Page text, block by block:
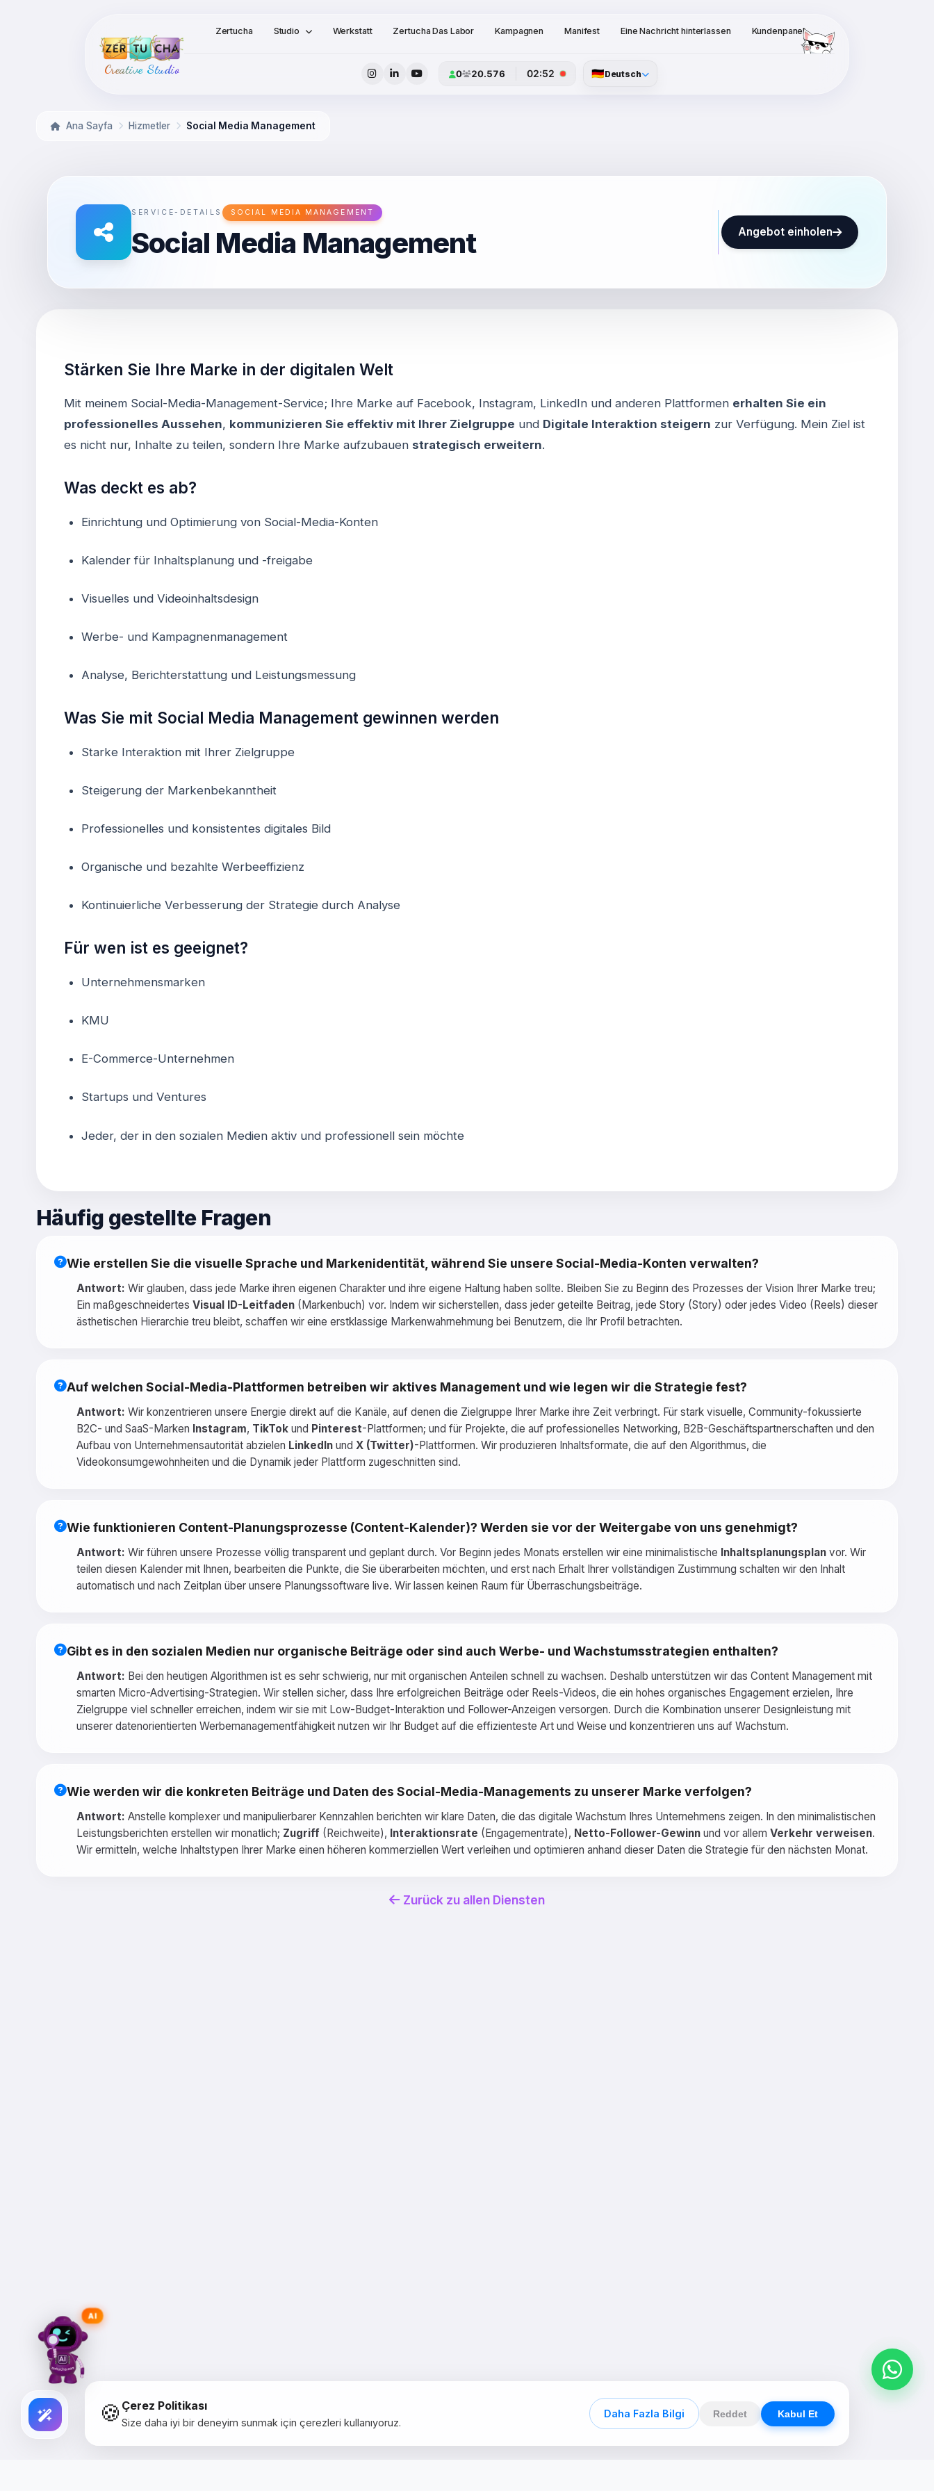
Creative Studio
Zertucha Studio Werkstatt Zertucha Das Labor Kampagnen Manifest Eine Nachricht hinterlassen Kundenpanel
0 20.576 02:52 🇩🇪Deutsch
Ana Sayfa Hizmetler Social Media Management
SERVICE-DETAILS SOCIAL MEDIA MANAGEMENT
Social Media Management Angebot einholen
Stärken Sie Ihre Marke in der digitalen Welt
Mit meinem Social-Media-Management-Service; Ihre Marke auf Facebook, Instagram, LinkedIn und anderen Plattformen erhalten Sie ein
professionelles Aussehen, kommunizieren Sie effektiv mit Ihrer Zielgruppe und Digitale Interaktion steigern zur Verfügung. Mein Ziel ist
es nicht nur, Inhalte zu teilen, sondern Ihre Marke aufzubauen strategisch erweitern.
Was deckt es ab?
Einrichtung und Optimierung von Social-Media-Konten
Kalender für Inhaltsplanung und -freigabe
Visuelles und Videoinhaltsdesign
Werbe- und Kampagnenmanagement
Analyse, Berichterstattung und Leistungsmessung
Was Sie mit Social Media Management gewinnen werden
Starke Interaktion mit Ihrer Zielgruppe
Steigerung der Markenbekanntheit
Professionelles und konsistentes digitales Bild
Organische und bezahlte Werbeeffizienz
Kontinuierliche Verbesserung der Strategie durch Analyse
Für wen ist es geeignet?
Unternehmensmarken
KMU
E-Commerce-Unternehmen
Startups und Ventures
Jeder, der in den sozialen Medien aktiv und professionell sein möchte
Häufig gestellte Fragen
Wie erstellen Sie die visuelle Sprache und Markenidentität, während Sie unsere Social-Media-Konten verwalten?
Antwort: Wir glauben, dass jede Marke ihren eigenen Charakter und ihre eigene Haltung haben sollte. Bleiben Sie zu Beginn des Prozesses der Vision Ihrer Marke treu;
Ein maßgeschneidertes Visual ID-Leitfaden (Markenbuch) vor. Indem wir sicherstellen, dass jeder geteilte Beitrag, jede Story (Story) oder jedes Video (Reels) dieser
ästhetischen Hierarchie treu bleibt, schaffen wir eine erstklassige Markenwahrnehmung bei Benutzern, die Ihr Profil betrachten.
Auf welchen Social-Media-Plattformen betreiben wir aktives Management und wie legen wir die Strategie fest?
Antwort: Wir konzentrieren unsere Energie direkt auf die Kanäle, auf denen die Zielgruppe Ihrer Marke ihre Zeit verbringt. Für stark visuelle, Community-fokussierte
B2C- und SaaS-Marken Instagram, TikTok und Pinterest-Plattformen; und für Projekte, die auf professionelles Networking, B2B-Geschäftspartnerschaften und den
Aufbau von Unternehmensautorität abzielen LinkedIn und X (Twitter)-Plattformen. Wir produzieren Inhaltsformate, die auf den Algorithmus, die
Videokonsumgewohnheiten und die Dynamik jeder Plattform zugeschnitten sind.
Wie funktionieren Content-Planungsprozesse (Content-Kalender)? Werden sie vor der Weitergabe von uns genehmigt?
Antwort: Wir führen unsere Prozesse völlig transparent und geplant durch. Vor Beginn jedes Monats erstellen wir eine minimalistische Inhaltsplanungsplan vor. Wir
teilen diesen Kalender mit Ihnen, bearbeiten die Punkte, die Sie überarbeiten möchten, und erst nach Erhalt Ihrer vollständigen Zustimmung schalten wir den Inhalt
automatisch und nach Zeitplan über unsere Planungssoftware live. Wir lassen keinen Raum für Überraschungsbeiträge.
Gibt es in den sozialen Medien nur organische Beiträge oder sind auch Werbe- und Wachstumsstrategien enthalten?
Antwort: Bei den heutigen Algorithmen ist es sehr schwierig, nur mit organischen Anteilen schnell zu wachsen. Deshalb unterstützen wir das Content Management mit
smarten Micro-Advertising-Strategien. Wir stellen sicher, dass Ihre erfolgreichen Beiträge oder Reels-Videos, die ein hohes organisches Engagement erzielen, Ihre
Zielgruppe viel schneller erreichen, indem wir sie mit Low-Budget-Interaktion und Follower-Anzeigen versorgen. Durch die Kombination unserer Designleistung mit
unserer datenorientierten Werbemanagementfähigkeit nutzen wir Ihr Budget auf die effizienteste Art und Weise und konzentrieren uns auf Wachstum.
Wie werden wir die konkreten Beiträge und Daten des Social-Media-Managements zu unserer Marke verfolgen?
Antwort: Anstelle komplexer und manipulierbarer Kennzahlen berichten wir klare Daten, die das digitale Wachstum Ihres Unternehmens zeigen. In den minimalistischen
Leistungsberichten erstellen wir monatlich; Zugriff (Reichweite), Interaktionsrate (Engagementrate), Netto-Follower-Gewinn und vor allem Verkehr verweisen.
Wir ermitteln, welche Inhaltstypen Ihrer Marke einen höheren kommerziellen Wert verleihen und optimieren anhand dieser Daten die Strategie für den nächsten Monat.
Zurück zu allen Diensten
🍪 Çerez Politikası
Size daha iyi bir deneyim sunmak için çerezleri kullanıyoruz.
Daha Fazla Bilgi Reddet Kabul Et
AI